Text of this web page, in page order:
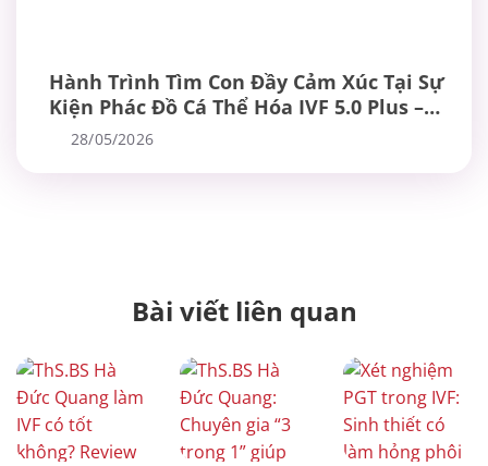
Hành Trình Tìm Con Đầy Cảm Xúc Tại Sự
Kiện Phác Đồ Cá Thể Hóa IVF 5.0 Plus –
Chuẩn Mực Mới Trong Điều Trị Hiếm
28/05/2026
Bài viết liên quan